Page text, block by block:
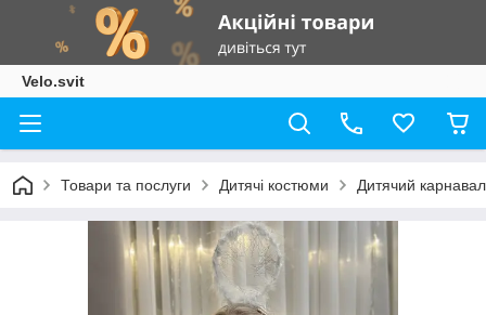
Velo.svit
Товари та послуги Дитячі костюми Дитячий